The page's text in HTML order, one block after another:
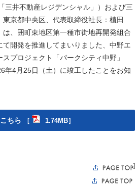
三井不動産レジデンシャル」）および三
京都中央区、代表取締役社長：植田
、囲町東地区第一種市街地再開発組合
開発を推進してまいりました、中野エ
プロジェクト「パークシティ中野」
年4月25日（土）に竣工したことをお知
ちら ［ 1.74MB］
]